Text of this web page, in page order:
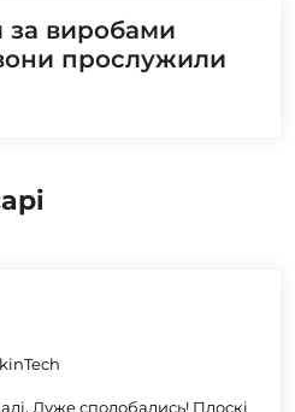
за виробами
прослужили
Дуже сподобались! Плоскі